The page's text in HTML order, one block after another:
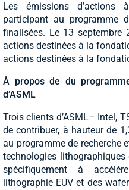
Les émissions d’actions
participant au programme
finalisées. Le 13 septembre
actions destinées à la
actions destinées à la
À propos de du
d’ASML
Trois clients d’ASML– Intel,
de contribuer, à hauteur de
au programme de recherche
technologies
spécifiquement à
lithographie EUV et des